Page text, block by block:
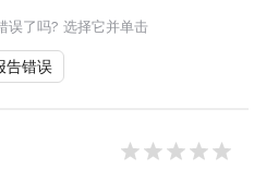
误了吗? 选择它并单击
告错误